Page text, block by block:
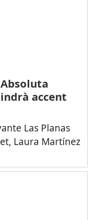
accent
Las Planas
Laura Martínez